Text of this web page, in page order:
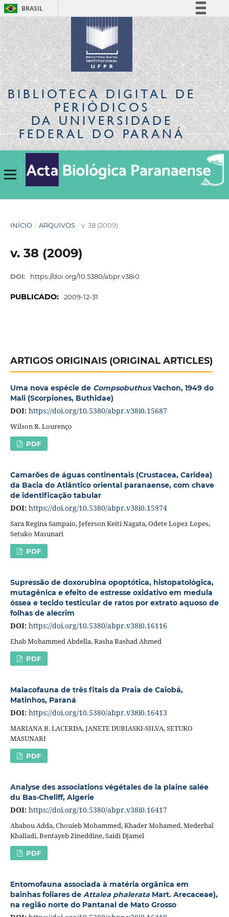
BRASIL
Simplifique!
Comunica BR
Participe
Acesso à informação
Legislação
Canais
BIBLIOTECA DIGITALDE
PERIÓDICOS
DA UNIVERSIDADE
FEDERAL DO PARANÁ
INÍCIO / ARQUIVOS / v. 38 (2009)
v. 38 (2009)
DOI: https://doi.org/10.5380/abpr.v38i0
PUBLICADO: 2009-12-31
ARTIGOS ORIGINAIS (ORIGINAL ARTICLES)
Uma nova espécie de CompsobuthusVachon, 1949 do
Mali (Scorpiones, Buthidae)
DOI: https://doi.org/10.5380/abpr.v38i0.15687
Wilson R. Lourenço
PDF
Camarões de águas continentais (Crustacea, Caridea)
da Bacia do Atlântico oriental paranaense, com chave
de identificação tabular
DOI: https://doi.org/10.5380/abpr.v38i0.15974
Sara Regina Sampaio, Jeferson Keiti Nagata, Odete Lopez Lopes,
Setuko Masunari
PDF
Supressão de doxorubina opoptótica, histopatológica,
mutagênica e efeito de estresse oxidativo em medula
óssea e tecido testicular de ratos por extrato aquoso de
folhas de alecrim
DOI: https://doi.org/10.5380/abpr.v38i0.16116
Ehab Mohammed Abdella, Rasha Rashad Ahmed
PDF
Malacofauna de três fitais da Praia de Caiobá,
Matinhos, Paraná
DOI: https://doi.org/10.5380/abpr.v38i0.16413
MARIANA B. LACERDA, JANETE DUBIASKI-SILVA, SETUKO
MASUNARI
PDF
Analyse des associations végétales de la plaine salée
du Bas-Cheliff, Algerie
DOI: https://doi.org/10.5380/abpr.v38i0.16417
Ababou Adda, Chouieb Mohammed, Khader Mohamed, Mederbal
Khalladi, Bentayeb Zineddine, Saidi Djamel
PDF
Entomofauna associada à matéria orgânica em
bainhas foliares de Attalea phalerata Mart. Arecaceae),
na região norte do Pantanal de Mato Grosso